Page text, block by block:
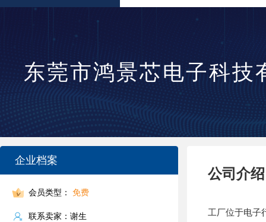
东莞市鸿景芯电子科技
企业档案
会员类型： 免费
联系卖家：谢生
公司介绍
工厂位于电子